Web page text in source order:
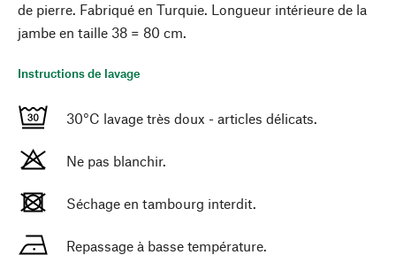
de pierre. Fabriqué en Turquie. Longueur intérieure de la
jambe en taille 38 = 80 cm.
Instructions de lavage
30°C lavage très doux - articles délicats.
Ne pas blanchir.
Séchage en tambourg interdit.
Repassage à basse température.